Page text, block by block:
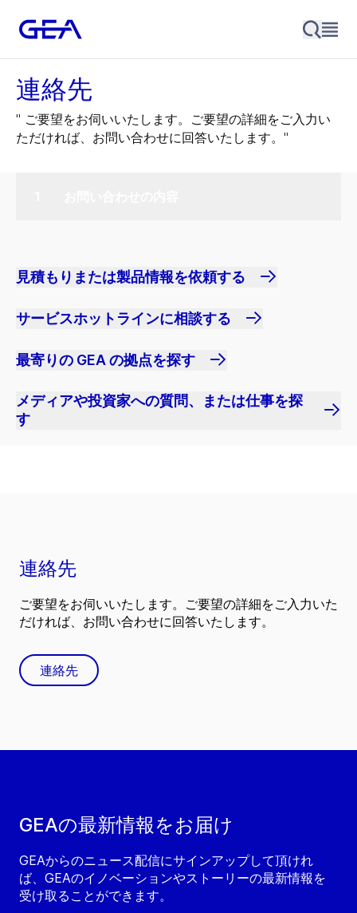
連絡先
" ご要望をお伺いいたします。ご要望の詳細をご入力い
ただければ、お問い合わせに回答いたします。"
見積もりまたは製品情報を依頼する
サービスホットラインに相談する
最寄りの GEA の拠点を探す
メディアや投資家への質問、または仕事を探
す
GEAの最新情報をお届け
GEAからのニュース配信にサインアップして頂けれ
ば、GEAのイノベーションやストーリーの最新情報を
受け取ることができます。
連絡先
ご要望をお伺いいたします。ご要望の詳細をご入力いた
だければ、お問い合わせに回答いたします。
連絡先